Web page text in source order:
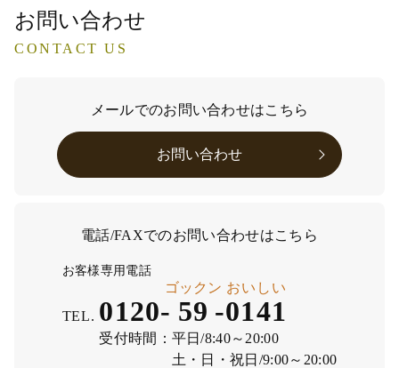
お問い合わせ
CONTACT US
メールでのお問い合わせはこちら
お問い合わせ
電話/FAXでのお問い合わせはこちら
お客様専用電話
TEL. 0120- 59
ゴックン
-0141
おいしい
受付時間： 平日/8:40～20:00
土・日・祝日/9:00～20:00